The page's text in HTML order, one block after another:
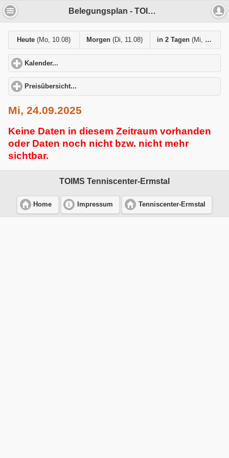
Belegungsplan - TOIMS Tenniscenter-Ermstal
Heute(Mo, 10.08) Morgen(Di, 11.08) in 2 Tagen (Mi, 12.08)
Kalender...
Preisübersicht...
Mi, 24.09.2025
Keine Daten in diesem Zeitraum vorhanden
oder Daten noch nicht bzw. nicht mehr
sichtbar.
TOIMS Tenniscenter-Ermstal
Home Impressum Tenniscenter-Ermstal